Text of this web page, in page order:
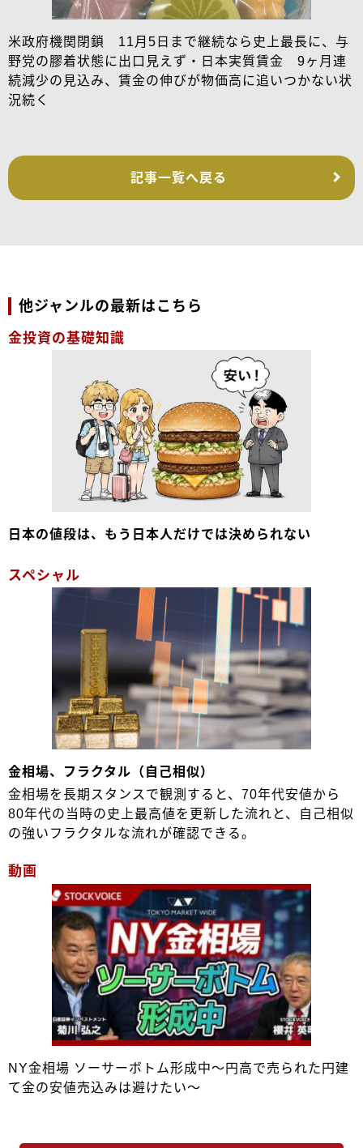
米政府機関閉鎖 11月5日まで継続なら史上最長に、与
野党の膠着状態に出口見えず・日本実質賃金 9ヶ月連
続減少の見込み、賃金の伸びが物価高に追いつかない状
況続く
記事一覧へ戻る
他ジャンルの最新はこちら
金投資の基礎知識
日本の値段は、もう日本人だけでは決められない
スペシャル
金相場、フラクタル（自己相似）
金相場を長期スタンスで観測すると、70年代安値から
80年代の当時の史上最高値を更新した流れと、自己相似
の強いフラクタルな流れが確認できる。
動画
NY金相場 ソーサーボトム形成中～円高で売られた円建
て金の安値売込みは避けたい～